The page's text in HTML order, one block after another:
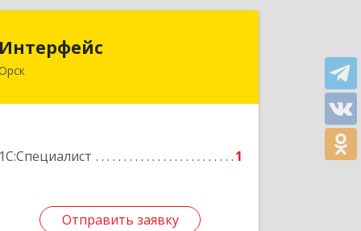
Интерфейс
1С:Специалист 1
Отправить заявку
Отправить заявку